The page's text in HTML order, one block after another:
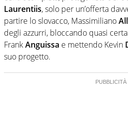
Laurentiis, solo per un’offerta
partire lo slovacco, Massimiliano
degli azzurri, bloccando quasi
FrankAnguissa e mettendo Kevin
suo progetto.